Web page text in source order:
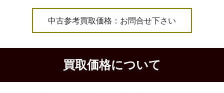
中古参考買取価格：お問合せ下さい
買取価格について